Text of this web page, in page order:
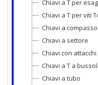
Chiavi a T per
Chiavi a T per viti
Chiavi a compasso
Chiavi a settore
Chiavi con
Chiavi a T a
Chiavi a tubo